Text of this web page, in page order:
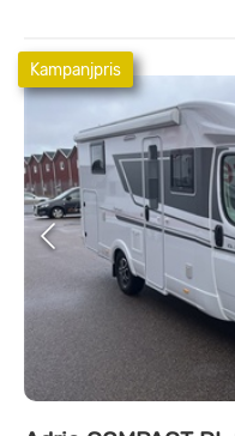
Kampanjpris